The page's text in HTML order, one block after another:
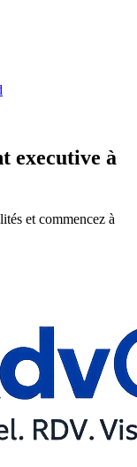
executive à
et commencez à